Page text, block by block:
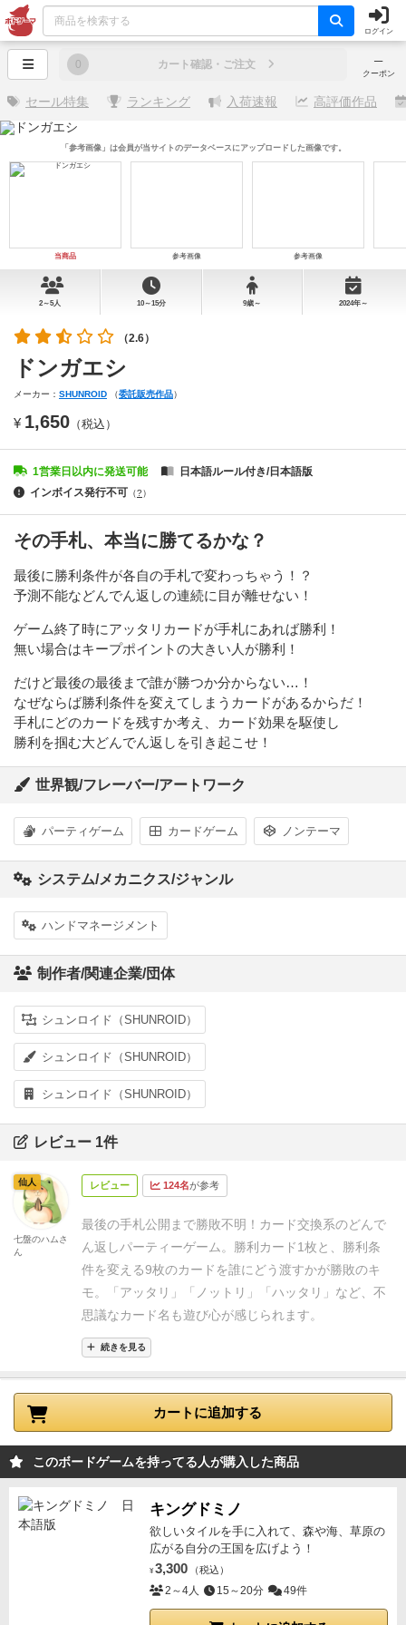
ログイン
─
クーポン
0 カート確認・ご注文
セール特集 ランキング 入荷速報 高評価作品
当商品 参考画像 参考画像
「参考画像」は会員が当サイトのデータベースにアップロードした画像です。
2～5人 10～15分 9歳～ 2024年～
（2.6）
ドンガエシ
メーカー： SHUNROID （委託販売作品）
¥ 1,650 （税込）
1営業日以内に発送可能
日本語ルール付き/日本語版
インボイス発行不可 （?）
その手札、本当に勝てるかな？
最後に勝利条件が各自の手札で変わっちゃう！？
予測不能などんでん返しの連続に目が離せない！
ゲーム終了時にアッタリカードが手札にあれば勝利！
無い場合はキープポイントの大きい人が勝利！
だけど最後の最後まで誰が勝つか分からない…！
なぜならば勝利条件を変えてしまうカードがあるからだ！
手札にどのカードを残すか考え、カード効果を駆使し
勝利を掴む大どんでん返しを引き起こせ！
世界観/フレーバー/アートワーク
パーティゲーム カードゲーム ノンテーマ
システム/メカニクス/ジャンル
ハンドマネージメント
制作者/関連企業/団体
シュンロイド（SHUNROID）
シュンロイド（SHUNROID）
シュンロイド（SHUNROID）
レビュー 1件
レビュー 124名が参考
最後の手札公開まで勝敗不明！ カード交換系のどんで
ん返しパーティーゲーム。
勝利カード1枚と、勝利条
件を変える9枚のカードを誰にどう渡すかが勝敗のキ
モ。
「アッタリ」「ノットリ」「ハッタリ」など、不
思議なカード名も遊び心が感じられます。
続きを見る
仙人
七盤のハムさ
ん
カートに追加する
このボードゲームを持ってる人が購入した商品
キングドミノ
欲しいタイルを手に入れて、森や海、草原の
広がる自分の王国を広げよう！
¥ 3,300 （税込）
2～4人 15～20分 49件